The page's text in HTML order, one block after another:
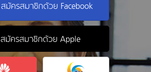
สมัครสมาชิกด้วย Facebook
สมัครสมาชิกด้วย Apple